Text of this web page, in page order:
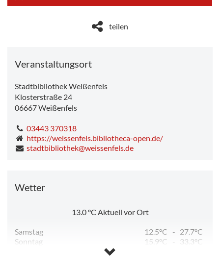
teilen
Veranstaltungsort
Stadtbibliothek Weißenfels
Klosterstraße 24
06667Weißenfels
03443 370318
https://weissenfels.bibliotheca-open.de/
stadtbibliothek@weissenfels.de
Wetter
13.0°C Aktuell vor Ort
Samstag 12.5°C - 27.7°C
Sonntag
15.9°C -
33.3°C